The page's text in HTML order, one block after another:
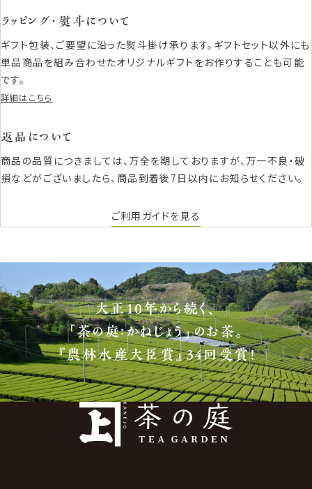
ラッピング・熨斗について
ギフト包装、ご要望に沿った熨斗掛け承ります。ギフトセット以外にも
単品商品を組み合わせたオリジナルギフトをお作りすることも可能
です。
詳細はこちら
返品について
商品の品質につきましては、万全を期しておりますが、万一不良・破
損などがございましたら、商品到着後7日以内にお知らせください。
ご利用ガイドを見る
大正10年から続く、
「茶の庭：かねじょう」のお茶。
『農林水産大臣賞』34回受賞！